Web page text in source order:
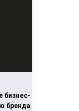
бизнес-
бренда